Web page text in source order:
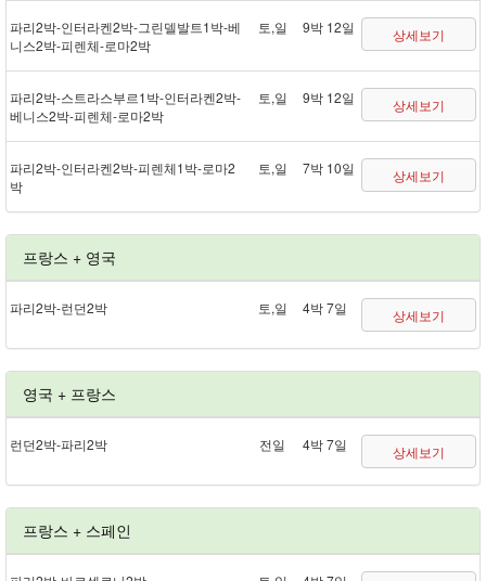
파리 2박 - 인터라켄 2박 - 그린델발트 1박 - 베
니스 2박 - 피렌체 - 로마 2박
토,일 9박 12일 상세보기
파리 2박 - 스트라스부르 1박 - 인터라켄 2박 -
베니스 2박 - 피렌체 - 로마 2박
토,일 9박 12일 상세보기
파리 2박 - 인터라켄 2박 - 피렌체 1박 - 로마 2
박
토,일 7박 10일 상세보기
프랑스 + 영국
파리 2박 - 런던 2박 토,일 4박 7일 상세보기
영국 + 프랑스
런던 2박 - 파리 2박 전일 4박 7일 상세보기
프랑스 + 스페인